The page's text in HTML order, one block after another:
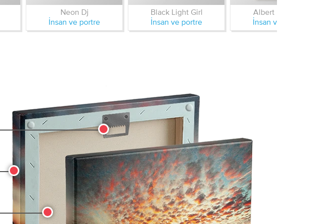
Neon Dj
İnsan ve portre
Black Light Girl
İnsan ve portre
Albert Einstein
İnsan ve portre